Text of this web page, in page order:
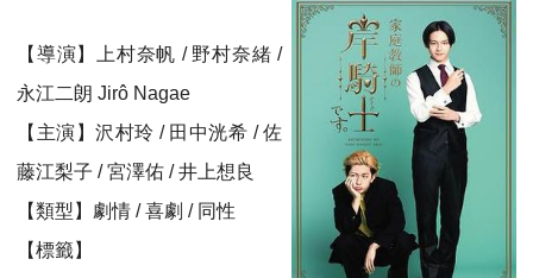
【導演】上村奈帆 / 野村奈緒 /
永江二朗 Jirô Nagae
【主演】沢村玲 / 田中洸希 / 佐
藤江梨子 / 宮澤佑 / 井上想良
【類型】劇情 / 喜劇 / 同性
【標籤】